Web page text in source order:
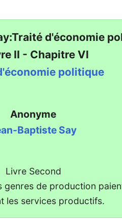
d'économie
II - Chapitre VI
politique
Anonyme
Baptiste Say
Livre Second
genres de production
les services productifs.